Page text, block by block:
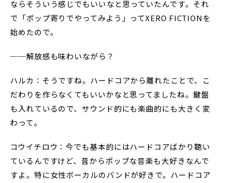
ならそういう感じでもいいなと思っていたんです。それ
で「ポップ寄りでやってみよう」ってXERO FICTIONを
始めたので。
──解放感も味わいながら？
ハルカ：そうですね。ハードコアから離れたことで、こ
だわりを作らなくてもいいかなと思ってましたね。鍵盤
も入れているので、サウンド的にも楽曲的にも大きく変
わって。
コウイチロウ：今でも基本的にはハードコアばかり聴い
ているんですけど、昔からポップな音楽も大好きなんで
すよ。特に女性ボーカルのバンドが好きで。ハードコア